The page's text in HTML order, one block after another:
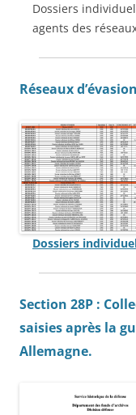
Dossiers
agents des
Réseaux
Dossiers
Section 28P :
saisies après la
Allemagne.